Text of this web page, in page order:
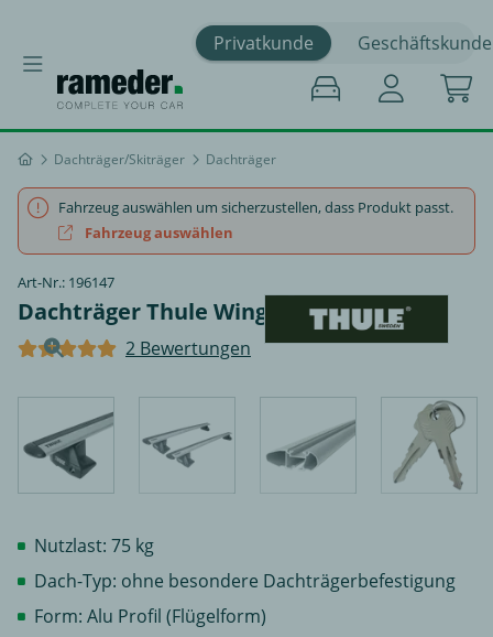
Privatkunde Geschäftskunde
Dachträger/Skiträger Dachträger
Fahrzeug auswählen um sicherzustellen, dass Produkt passt.
Fahrzeug auswählen
Art-Nr.: 196147
Dachträger Thule WingBar EVO - Skoda
2 Bewertungen
Nutzlast: 75 kg
Dach-Typ: ohne besondere Dachträgerbefestigung
Form: Alu Profil (Flügelform)